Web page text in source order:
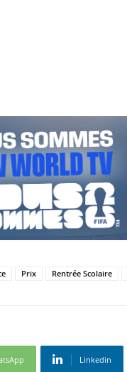
Prix Rentrée Scolaire
Linkedin